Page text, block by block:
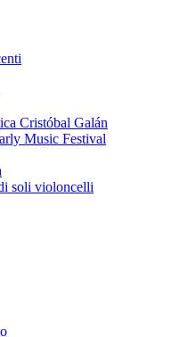
Cristóbal Galán
Music Festival
soli violoncelli